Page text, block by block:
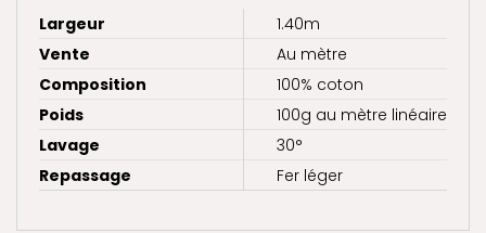
Largeur
1.40m
Vente
Au mètre
Composition
100% coton
Poids
100g au mètre linéaire
Lavage
30°
Repassage
Fer léger